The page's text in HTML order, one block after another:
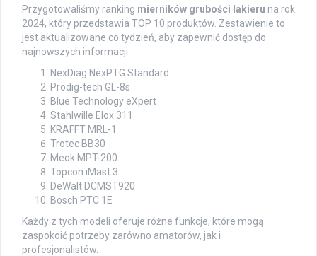
Przygotowaliśmy ranking mierników grubości lakieru na rok
2024, który przedstawia TOP 10 produktów. Zestawienie to
jest aktualizowane co tydzień, aby zapewnić dostęp do
najnowszych informacji:
NexDiag NexPTG Standard
Prodig-tech GL-8s
Blue Technology eXpert
Stahlwille Elox 311
KRAFFT MRL-1
Trotec BB30
Meok MPT-200
Topcon iMast 3
DeWalt DCMST920
Bosch PTC 1E
Każdy z tych modeli oferuje różne funkcje, które mogą
zaspokoić potrzeby zarówno amatorów, jak i
profesjonalistów.